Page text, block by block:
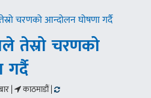
चरणको आन्दोलन घोषणा गर्दै
तेस्रो चरणको
| काठमाडौं |